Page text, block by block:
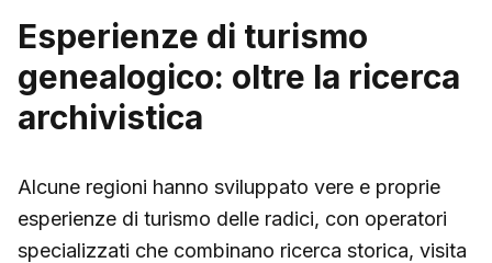
Esperienze di turismo
genealogico: oltre la ricerca
archivistica
Alcune regioni hanno sviluppato vere e proprie
esperienze di turismo delle radici, con operatori
specializzati che combinano ricerca storica, visita